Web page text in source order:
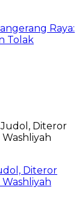
Raya:
Tolak
Diteror